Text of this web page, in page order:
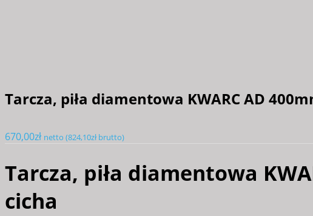
Tarcza, piła diamentowa KWARC AD
670,00zł netto (824,10złbrutto)
Tarcza, piła diamentowa
cicha